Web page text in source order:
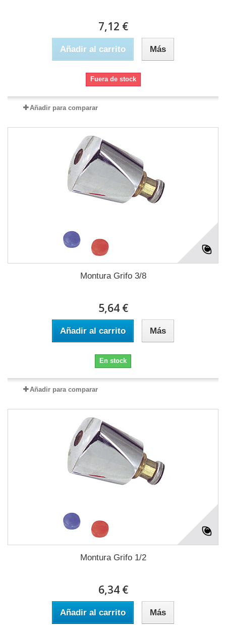
7,12 €
Añadir al carrito Más
Fuera de stock
Añadir para comparar
Montura Grifo 3/8
5,64 €
Añadir al carrito Más
En stock
Añadir para comparar
Montura Grifo 1/2
6,34 €
Añadir al carrito Más